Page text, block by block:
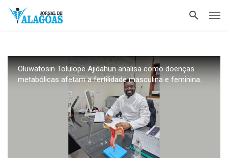
Oluwatosin Tolulope Ajidahun analisa como doenças
metabólicas afetam a fertilidade masculina e feminina.